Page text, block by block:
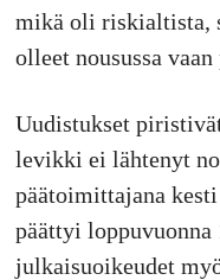
mikä oli riskialtista,
olleet nousussa
Uudistukset
levikki ei lähtenyt
päätoimittajana
päättyi loppuvuonna
julkaisuoikeudet